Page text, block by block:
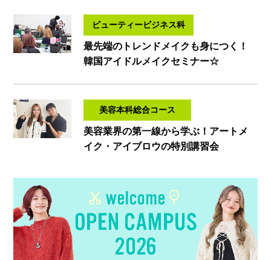
ビューティービジネス科
最先端のトレンドメイクも身につく！
韓国アイドルメイクセミナー☆
美容本科総合コース
美容業界の第一線から学ぶ！アートメ
イク・アイブロウの特別講習会